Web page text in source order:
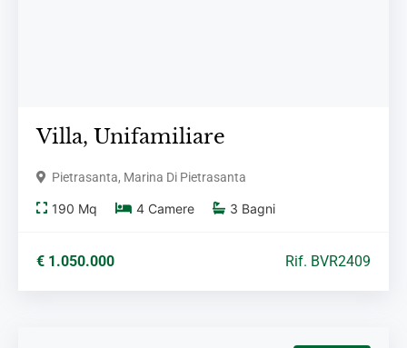
Villa, Unifamiliare
Pietrasanta, Marina Di Pietrasanta
190 Mq 4 Camere 3 Bagni
€ 1.050.000 Rif. BVR2409